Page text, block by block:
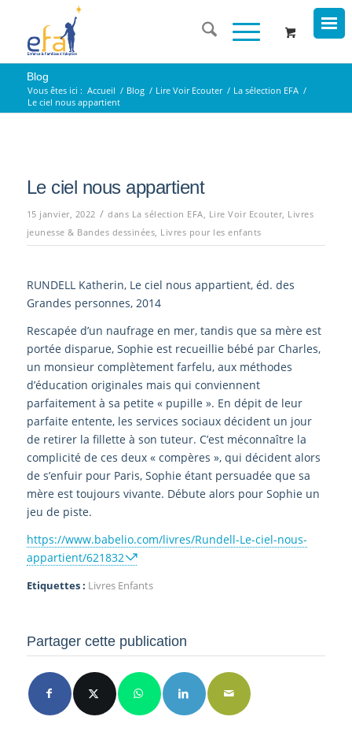
Blog
Vous êtes ici : Accueil / Blog / Lire Voir Ecouter / La sélection EFA /
Le ciel nous appartient
Le ciel nous appartient
15 janvier, 2022 / dans La sélection EFA, Lire Voir Ecouter, Livres
jeunesse & Bandes dessinées, Livres pour les enfants
RUNDELL Katherin, Le ciel nous appartient, éd. des
Grandes personnes, 2014
Rescapée d’un naufrage en mer, tandis que sa mère est
portée disparue, Sophie est recueillie bébé par Charles,
un monsieur complètement farfelu, aux méthodes
d’éducation originales mais qui conviennent
parfaitement à sa petite « pupille ». En dépit de leur
parfaite entente, les services sociaux décident un jour
de retirer la fillette à son tuteur. C’est méconnaître la
complicité de ces deux « compères », qui décident alors
de s’enfuir pour Paris, Sophie étant persuadée que sa
mère est toujours vivante. Débute alors pour Sophie un
jeu de piste.
https://www.babelio.com/livres/Rundell-Le-ciel-nous-
appartient/621832
Etiquettes : Livres Enfants
Partager cette publication